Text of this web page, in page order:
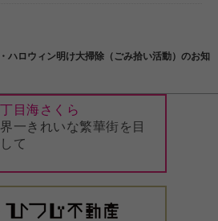
ハロウィン明け大掃除（ごみ拾い活動）のお知
目海さくら
一きれいな繁華街を目
て